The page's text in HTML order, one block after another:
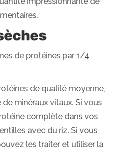
de protéines par 1/4
de qualité moyenne,
minéraux vitaux. Si vous
complète dans vos
avec du riz. Si vous
les traiter et utiliser la